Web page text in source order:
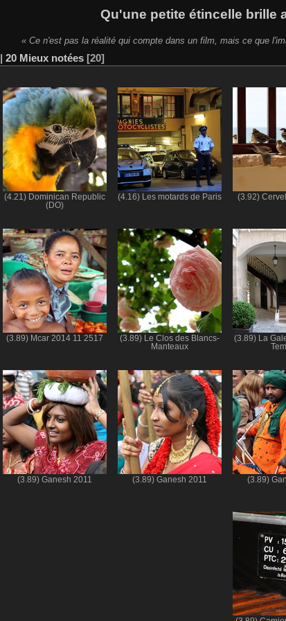
Qu'une petite étincelle brille
« Ce n'est pas la réalité qui compte dans un film, mais ce que
| 20 Mieux notées 20
(4.21) Dominican Republic
(DO)
(4.16) Les motards de Paris (3.92)
(3.89) Mcar 2014 11 2517
(3.89) Le Clos des Blancs-
Manteaux
(3.89) La
(3.89) Ganesh 2011 (3.89) Ganesh 2011 (3.89)